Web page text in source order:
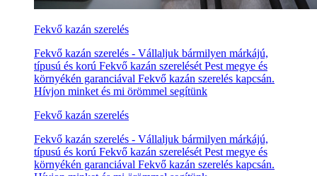
Fekvő kazán szerelés
Fekvő kazán szerelés - Vállaljuk bármilyen márkájú,
típusú és korú Fekvő kazán szerelését Pest megye és
környékén garanciával Fekvő kazán szerelés kapcsán.
Hívjon minket és mi örömmel segítünk
Fekvő kazán szerelés
Fekvő kazán szerelés - Vállaljuk bármilyen márkájú,
típusú és korú Fekvő kazán szerelését Pest megye és
környékén garanciával Fekvő kazán szerelés kapcsán.